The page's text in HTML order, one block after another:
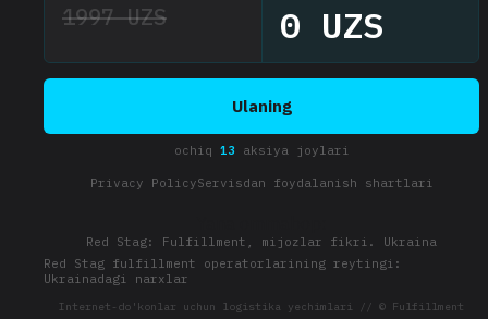
1997 UZS 0 UZS
Ulaning
ochiq 13 aksiya joylari
Privacy PolicyServisdan foydalanish shartlari
Red Stag: Fulfillment, mijozlar fikri. Ukraina
Red Stag fulfillment operatorlarining reytingi:
Ukrainadagi narxlar
Internet-do'konlar uchun logistika yechimlari // © Fulfillment